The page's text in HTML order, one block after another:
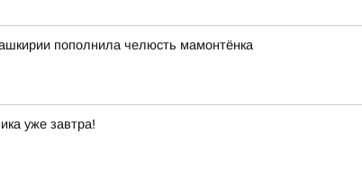
пополнила челюсть мамонтёнка
уже завтра!